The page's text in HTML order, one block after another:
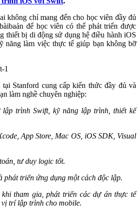
không chỉ mang đến cho học viên đầy đủ
để học viên có thể phát triển được
thiết bị di động sử dụng hệ điều hành iOS
năng làm việc thực tế giúp bạn không bỡ
Stanford cung cấp kiến thức đầy đủ và
làm nghề chuyên nghiệp:
trình Swift, kỹ năng lập trình, thiết kế
App Store, Mac OS, iOS SDK, Visual
tư duy logic tốt.
phát triển ứng dụng một cách độc lập.
tham gia, phát triển các dự án thực tế
trí lập trình cho mobile.